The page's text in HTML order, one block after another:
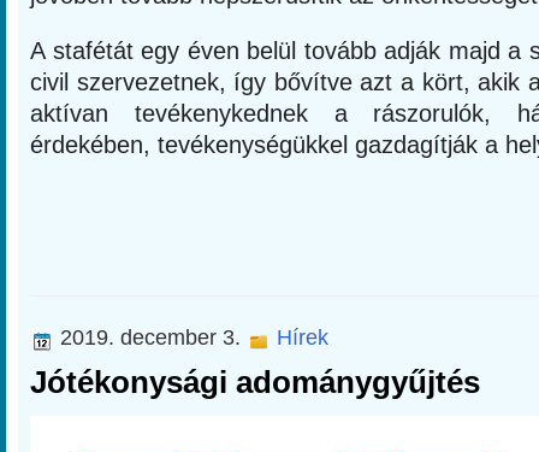
A stafétát egy éven belül tovább adják majd a
civil szervezetnek, így bővítve azt a kört, akik
aktívan tevékenykednek a rászorulók,
érdekében, tevékenységükkel gazdagítják a
2019. december 3. Hírek
Jótékonysági adománygyűjtés